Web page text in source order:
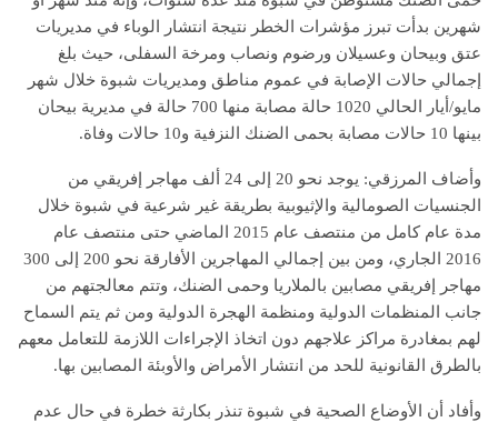
شهرين بدأت تبرز مؤشرات الخطر نتيجة انتشار الوباء في مديريات
عتق وبيحان وعسيلان ورضوم ونصاب ومرخة السفلى، حيث بلغ
إجمالي حالات الإصابة في عموم مناطق ومديريات شبوة خلال شهر
مايو/أيار الحالي 1020 حالة مصابة منها 700 حالة في مديرية بيحان
بينها 10 حالات مصابة بحمى الضنك النزفية و10 حالات وفاة.
وأضاف المرزقي: يوجد نحو 20 إلى 24 ألف مهاجر إفريقي من
الجنسيات الصومالية والإثيوبية بطريقة غير شرعية في شبوة خلال
مدة عام كامل من منتصف عام 2015 الماضي حتى منتصف عام
2016 الجاري، ومن بين إجمالي المهاجرين الأفارقة نحو 200 إلى 300
مهاجر إفريقي مصابين بالملاريا وحمى الضنك، وتتم معالجتهم من
جانب المنظمات الدولية ومنظمة الهجرة الدولية ومن ثم يتم السماح
لهم بمغادرة مراكز علاجهم دون اتخاذ الإجراءات اللازمة للتعامل معهم
بالطرق القانونية للحد من انتشار الأمراض والأوبئة المصابين بها.
وأفاد أن الأوضاع الصحية في شبوة تنذر بكارثة خطرة في حال عدم